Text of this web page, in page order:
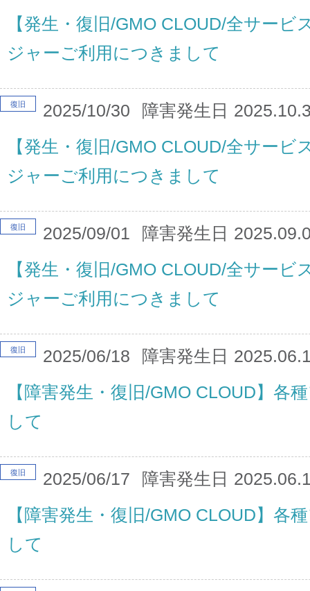
【発生・復旧/GMO CLOUD/全サー
ジャーご利用につきまして
2025/10/30 障害発生日
復旧
【発生・復旧/GMO CLOUD/全サー
ジャーご利用につきまして
2025/09/01 障害発生日
復旧
【発生・復旧/GMO CLOUD/全サー
ジャーご利用につきまして
2025/06/18 障害発生日
復旧
【障害発生・復旧/GMO CLOUD】各
して
2025/06/17 障害発生日
復旧
【障害発生・復旧/GMO CLOUD】各
して